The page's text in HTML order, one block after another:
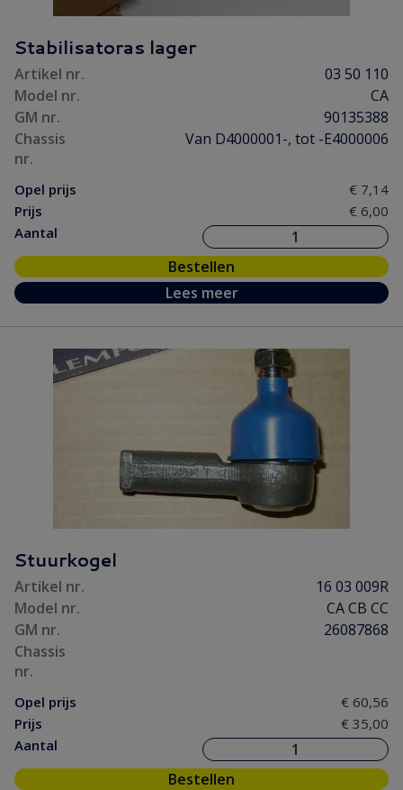
Stabilisatoras lager
Artikel nr.
03 50 110
Model nr.
CA
GM nr.
90135388
Chassis
nr.
Van D4000001-, tot -E4000006
Opel prijs
€ 7,14
Prijs
€ 6,00
Aantal
Bestellen
Lees meer
Stuurkogel
Artikel nr.
16 03 009R
Model nr.
CA CB CC
GM nr.
26087868
Chassis
nr.
Opel prijs
€ 60,56
Prijs
€ 35,00
Aantal
Bestellen